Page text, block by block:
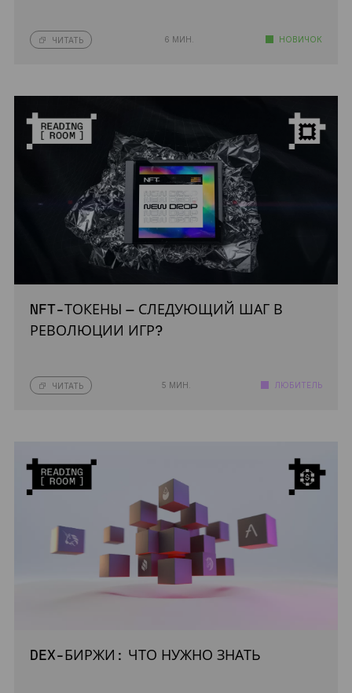
ЧИТАТЬ 6 МИН. НОВИЧОК
NFT-ТОКЕНЫ — СЛЕДУЮЩИЙ ШАГ В
РЕВОЛЮЦИИ ИГР?
ЧИТАТЬ 5 МИН. ЛЮБИТЕЛЬ
DEX-БИРЖИ: ЧТО НУЖНО ЗНАТЬ